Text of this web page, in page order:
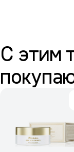
С этим